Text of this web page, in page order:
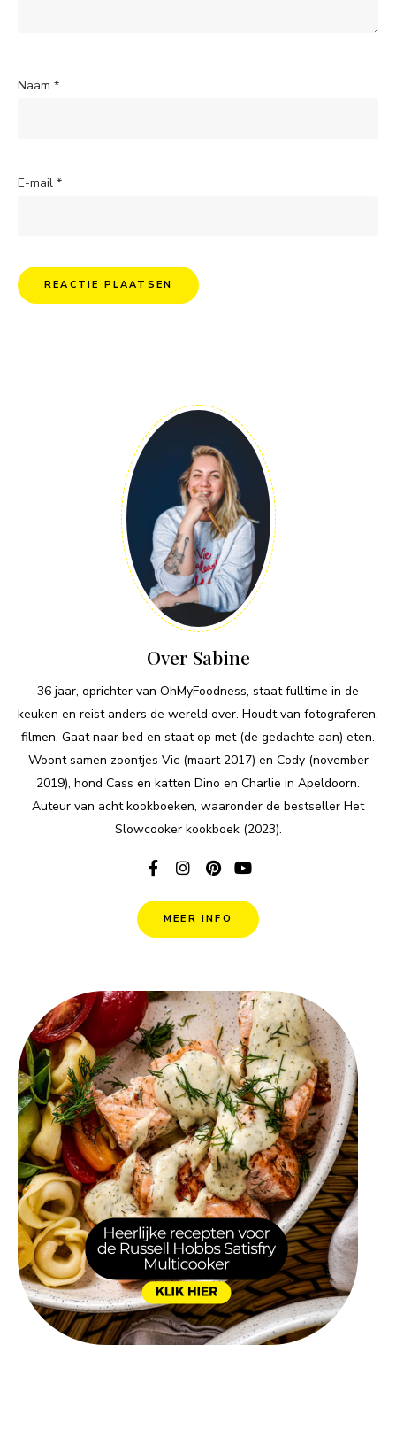
Naam *
E-mail *
Over Sabine
36 jaar, oprichter van OhMyFoodness, staat fulltime in de
keuken en reist anders de wereld over. Houdt van fotograferen,
filmen. Gaat naar bed en staat op met (de gedachte aan) eten.
Woont samen zoontjes Vic (maart 2017) en Cody (november
2019), hond Cass en katten Dino en Charlie in Apeldoorn.
Auteur van acht kookboeken, waaronder de bestseller Het
Slowcooker kookboek (2023).
MEER INFO